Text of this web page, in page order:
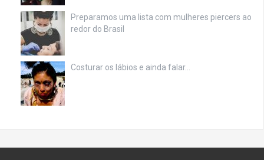
Preparamos uma lista com mulheres piercers ao
redor do Brasil
Costurar os lábios e ainda falar…